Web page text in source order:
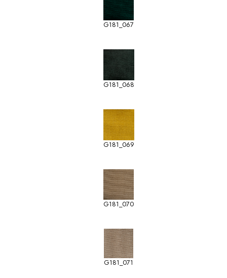
G181_067
G181_068
G181_069
G181_070
G181_071